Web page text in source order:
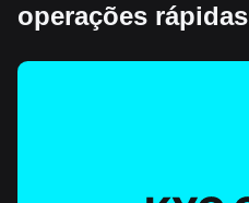
operações rápidas